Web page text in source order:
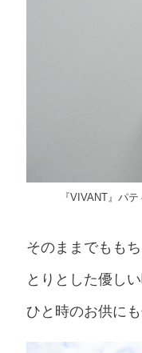
『VIVANT』パ
そのままでもも
とりとした優し
ひと時のお供にも